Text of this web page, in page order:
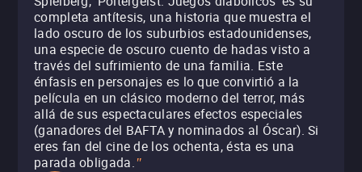
completa antítesis, una historia que muestra el
lado oscuro de los suburbios estadounidenses,
una especie de oscuro cuento de hadas visto a
través del sufrimiento de una familia. Este
énfasis en personajes es lo que convirtió a la
película en un clásico moderno del terror, más
allá de sus espectaculares efectos especiales
(ganadores del BAFTA y nominados al Óscar). Si
eres fan del cine de los ochenta, ésta es una
parada obligada."